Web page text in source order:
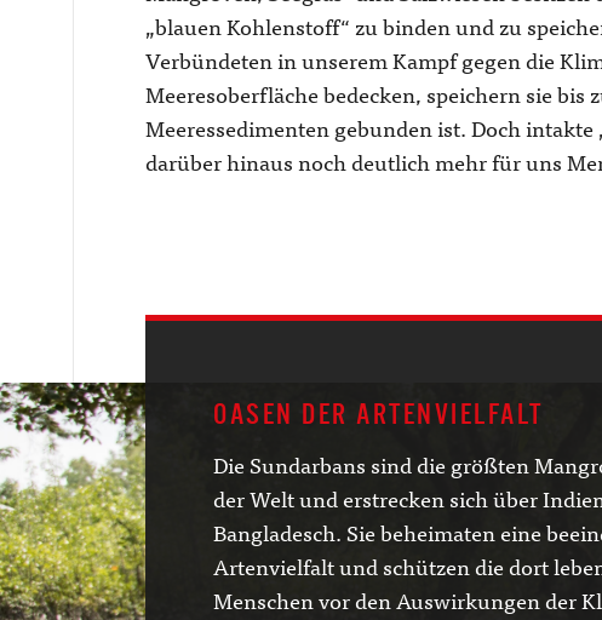
„blauen Kohlenstoff“ zu binden und zu
Verbündeten in unserem Kampf gegen die
Meeresoberfläche bedecken, speichern sie bis
Meeressedimenten gebunden ist. Doch intakte
darüber hinaus noch deutlich mehr für uns
OASEN DER ARTENVIELFALT
Die Sundarbans sind die größten
der Welt und erstrecken sich über
Bangladesch. Sie beheimaten eine
Artenvielfalt und schützen die dort
Menschen vor den Auswirkungen der